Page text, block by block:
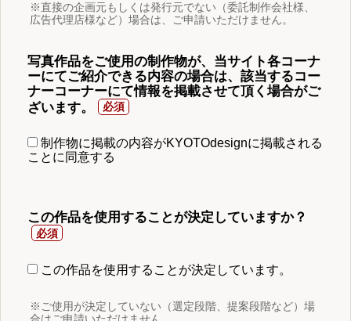
※直接の企画元もしくは発行元でない（委託制作会社様、
広告代理店様など）場合は、ご申請いただけません。
写真作品をご使用の制作物が、当サイト各コーナ
ーにてご紹介できる内容の場合は、該当するコー
ナーコーナーにて情報を掲載させて頂く場合がご
ざいます。
制作物に掲載の内容がKYOTOdesignに掲載される
ことに同意する
この作品を使用することが決定していますか？
この作品を使用することが決定しています。
※ご使用が決定していない（選定段階、提案段階など）場